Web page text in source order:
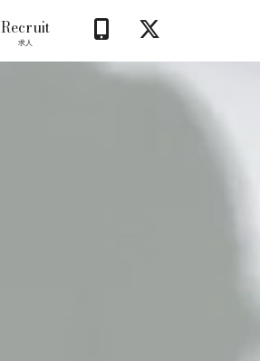
Recruit
求人